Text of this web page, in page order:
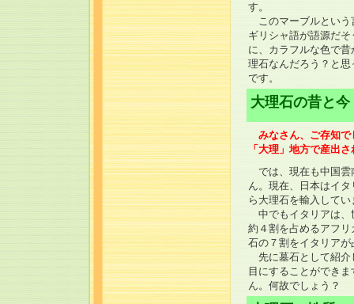
す。
このマーブルという
ギリシャ語が語源だ
に、カラフルな色で
理石なんだろう？と
です。
大理石の昔と今
みなさん、ご存知で
「大理」地方で産出
では、現在も中国雲
ん。現在、日本はイ
ら大理石を輸入してい
中でもイタリアは、
約４割を占めるアフ
石の７割をイタリア
先に墓石として紹介
目にすることができ
ん。何故でしょう？